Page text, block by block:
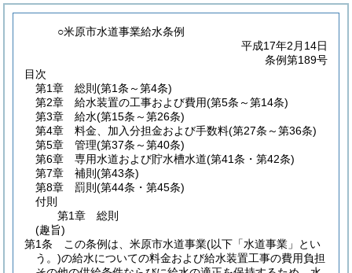
○米原市水道事業給水条例
平成17年2月14日
条例第189号
目次
第1章
総則 (第1条～第4条)
第2章
給水装置の工事および費用(第5条～第14条)
第3章
給水(第15条～第26条)
第4章
料金、加入分担金および手数料(第27条～第36条)
第5章
管理(第37条～第40条)
第6章
専用水道および貯水槽水道(第41条・第42条)
第7章
補則 (第43条)
第8章
罰則 (第44条・第45条)
付則
第1章
総則
(趣旨)
第1条
この条例は、米原市水道事業(以下「水道事業」とい
う。)の給水についての料金および給水装置工事の費用負担